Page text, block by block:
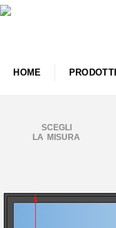
HOME PRODOTTI
SCEGLI
LA MISURA